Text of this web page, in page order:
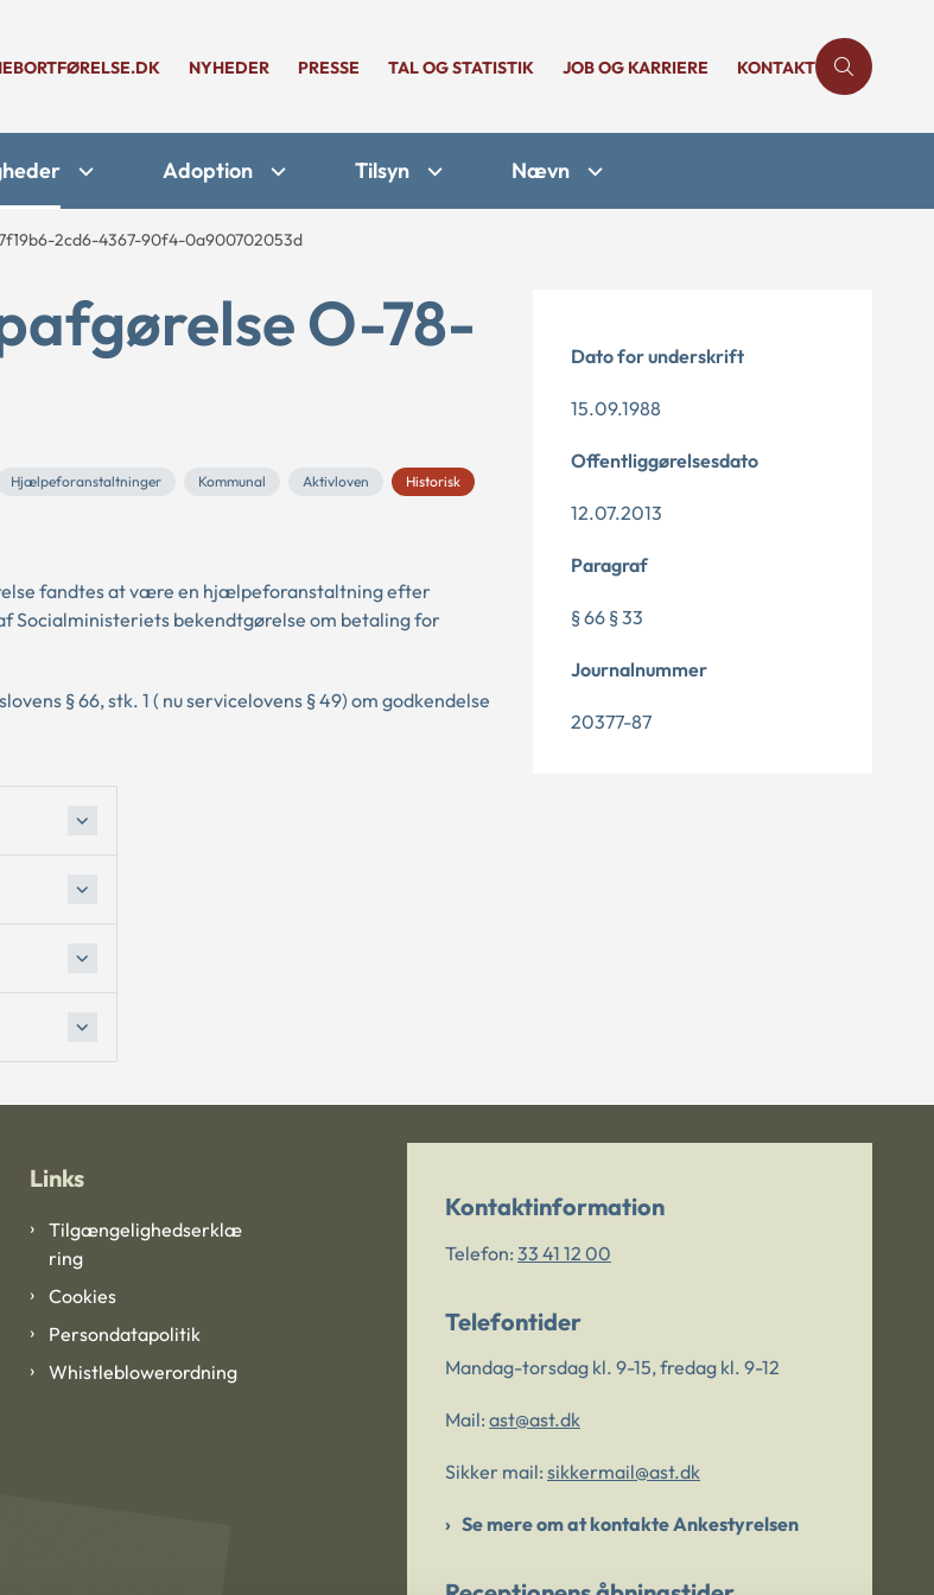
NYHEDER PRESSE TAL OG STATISTIK JOB OG KARRIERE KONTAKT
Adoption Tilsyn Nævn
2cd6-4367-90f4-0a900702053d
O-78-
Hjælpeforanstaltninger Kommunal Aktivloven Historisk
fandtes at være en hjælpeforanstaltning efter
Socialministeriets bekendtgørelse om betaling for
§ 66, stk. 1 ( nu servicelovens § 49) om godkendelse
Dato for underskrift
15.09.1988
Offentliggørelsesdato
12.07.2013
Paragraf
§ 66 § 33
Journalnummer
20377-87
Links
Tilgængelighedserklæ
ring
Cookies
Persondatapolitik
Whistleblowerordning
Kontaktinformation
Telefon: 33 41 12 00
Telefontider
Mandag-torsdag kl. 9-15, fredag kl. 9-12
Mail: ast@ast.dk
Sikker mail: sikkermail@ast.dk
Se mere om at kontakte Ankestyrelsen